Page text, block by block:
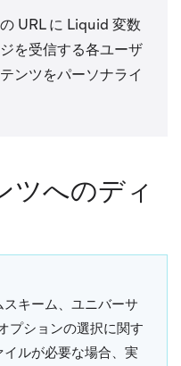
URL に Liquid 変数
を受信する各ユーザ
ンツをパーソナライ
ツへのディ
スキーム、ユニバーサ
プションの選択に関す
ルが必要な場合、実